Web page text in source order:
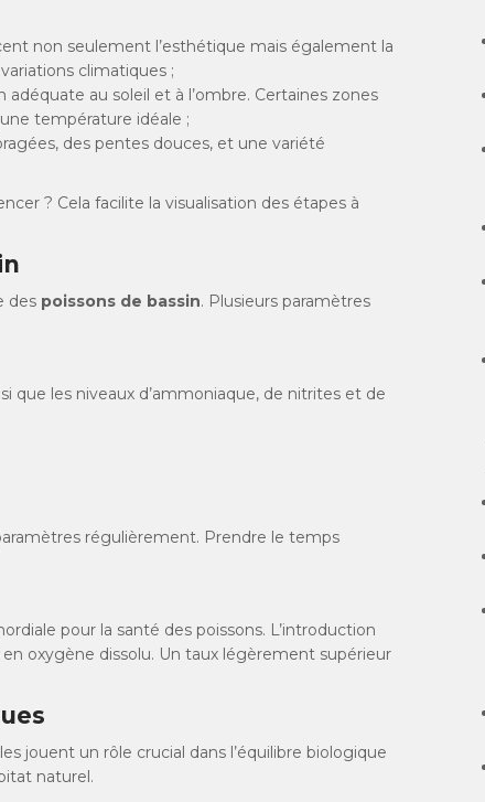
non seulement l’esthétique mais également la
climatiques ;
au soleil et à l’ombre. Certaines zones
température idéale ;
des pentes douces, et une variété
? Cela facilite la visualisation des étapes à
des poissons de bassin. Plusieurs paramètres
que les niveaux d’ammoniaque, de nitrites et de
régulièrement. Prendre le temps
pour la santé des poissons. L’introduction
oxygène dissolu. Un taux légèrement supérieur
jouent un rôle crucial dans l’équilibre biologique
naturel.